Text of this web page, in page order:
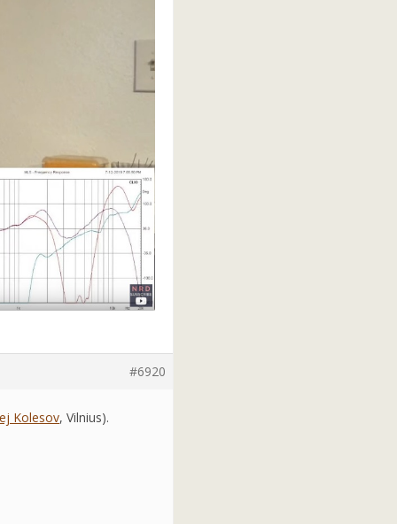
#6920
Kolesov, Vilnius).